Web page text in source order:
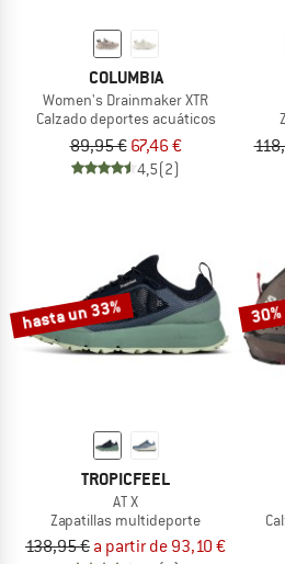
COLUMBIA
Women's Drainmaker XTR
Calzado deportes acuáticos
89,95 € 67,46 €
4,5(2)
hasta un 33%
TROPICFEEL
AT X
Zapatillas multideporte
138,95 € a partir de 93,10 €
30%